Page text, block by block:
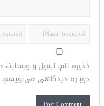
ذخیره نام، ایمیل و وبسایت
دوباره دیدگاهی می‌نویسم.